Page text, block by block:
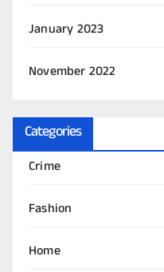
January 2023
November 2022
Categories
Crime
Fashion
Home